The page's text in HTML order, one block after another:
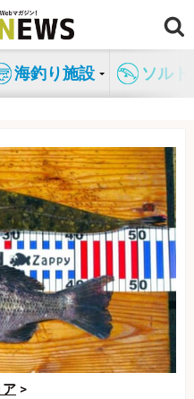
海釣り施設 ソル
ア >